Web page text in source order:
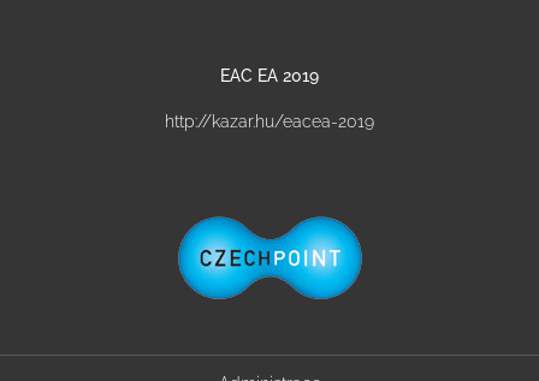
EAC EA 2019
http://kazar.hu/eacea-2019